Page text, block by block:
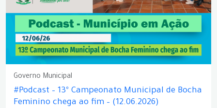
Governo Municipal
#Podcast – 13º Campeonato Municipal de Bocha
Feminino chega ao fim – (12.06.2026)